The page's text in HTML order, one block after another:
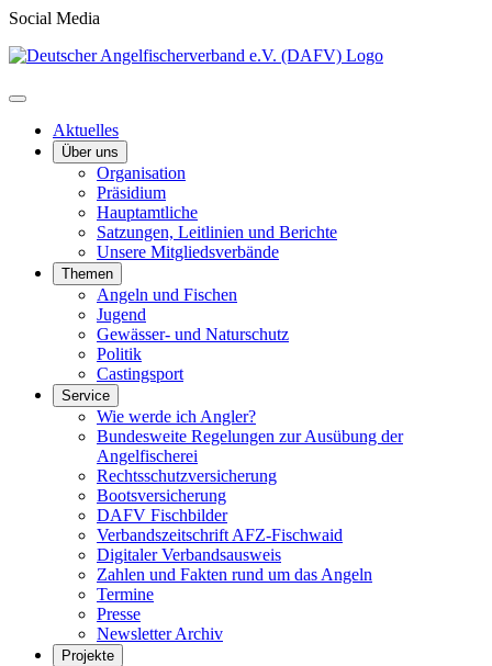
Social Media
Aktuelles
Über uns
Organisation
Präsidium
Hauptamtliche
Satzungen, Leitlinien und Berichte
Unsere Mitgliedsverbände
Themen
Angeln und Fischen
Jugend
Gewässer- und Naturschutz
Politik
Castingsport
Service
Wie werde ich Angler?
Bundesweite Regelungen zur Ausübung der
Angelfischerei
Rechtsschutzversicherung
Bootsversicherung
DAFV Fischbilder
Verbandszeitschrift AFZ-Fischwaid
Digitaler Verbandsausweis
Zahlen und Fakten rund um das Angeln
Termine
Presse
Newsletter Archiv
Projekte